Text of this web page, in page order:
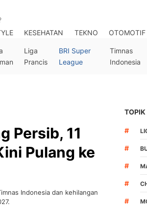
KESEHATAN TEKNO OTOMOTIF
Liga
Prancis
BRI Super
League
Timnas
Indonesia
Persib, 11
Pulang ke
Indonesia dan kehilangan
TOPIK
#
#
#
#
#